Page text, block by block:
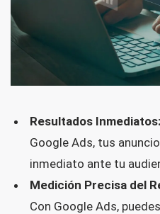
Resultados Inmediatos:
Google Ads, tus
inmediato ante tu
Medición Precisa del
Con Google Ads,